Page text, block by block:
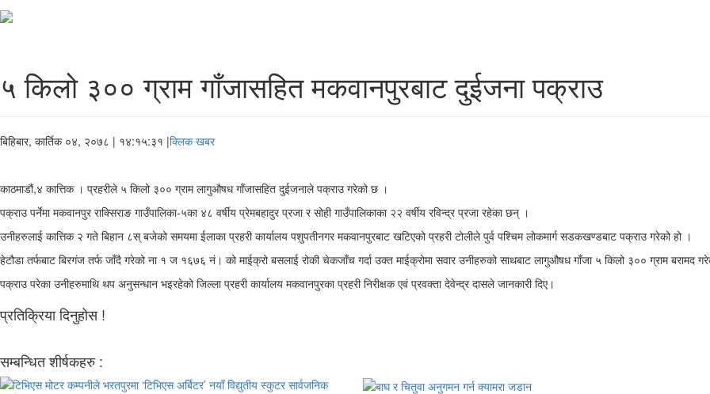
५ किलो ३०० ग्राम गाँजासहित मकवानपुरबाट दुईजना पक्राउ
बिहिबार, कार्तिक ०४, २०७८ | १४:१५:३१ |क्लिक खबर
काठमाडौं,४ कात्तिक । प्रहरीले ५ किलो ३०० ग्राम लागुऔषध गाँजासहित दुईजनाले पक्राउ गरेको छ ।
पक्राउ पर्नेमा मकवानपुर राक्सिराङ गाउँपालिका-५का ४८ वर्षीय प्रेमबहादुर प्रजा र सोही गाउँपालिकाका २२ वर्षीय रविन्द्र प्रजा रहेका छन् ।
उनीहरुलाई कात्तिक २ गते बिहान ८स् बजेको समयमा ईलाका प्रहरी कार्यालय पशुपतीनगर मकवानपुरबाट खटिएको प्रहरी टोलीले पुर्व पश्चिम लोकमार्ग सडकखण्डबाट पक्राउ गरेको हो ।
हेटौडा तर्फबाट बिरगंज तर्फ जाँदै गरेको ना १ ज १६७६ नं। को माईक्रो बसलाई रोकी चेकजाँच गर्दा उक्त माईक्रोमा सवार उनीहरुको साथबाट लागुऔषध गाँजा ५ किलो ३०० ग्राम बरामद
पक्राउ परेका उनीहरुमाथि थप अनुसन्धान भइरहेको जिल्ला प्रहरी कार्यालय मकवानपुरका प्रहरी निरीक्षक एवं प्रवक्ता देवेन्द्र दासले जानकारी दिए।
प्रतिक्रिया दिनुहोस !
सम्बन्धित शीर्षकहरु :